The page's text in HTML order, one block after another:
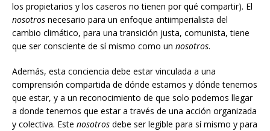
los propietarios y los caseros no tienen por qué compartir). El
nosotros necesario para un enfoque antiimperialista del
cambio climático, para una transición justa, comunista, tiene
que ser consciente de sí mismo como un nosotros.
Además, esta conciencia debe estar vinculada a una
comprensión compartida de dónde estamos y dónde tenemos
que estar, y a un reconocimiento de que solo podemos llegar
a donde tenemos que estar a través de una acción organizada
y colectiva. Este nosotros debe ser legible para sí mismo y para